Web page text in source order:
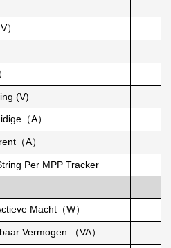
(V)
（A）
（A）
Per MPP Tracker
Macht（W）
Vermogen （VA）